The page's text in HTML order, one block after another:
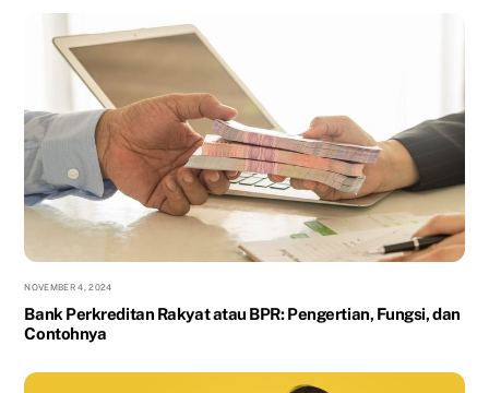
NOVEMBER 4, 2024
Bank Perkreditan Rakyat atau BPR: Pengertian, Fungsi, dan
Contohnya